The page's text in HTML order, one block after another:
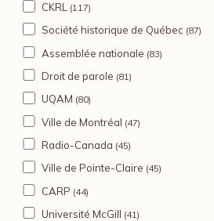
CKRL (117)
Société historique de Québec (87)
Assemblée nationale (83)
Droit de parole (81)
UQAM (80)
Ville de Montréal (47)
Radio-Canada (45)
Ville de Pointe-Claire (45)
CARP (44)
Université McGill (41)